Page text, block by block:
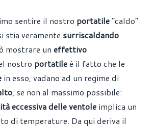
sentire il nostro portatile“caldo”
stia veramente surriscaldando.
mostrare un effettivo
nostro portatileè il fatto che le
in esso, vadano ad un regime di
, se non al massimo possibile:
eccessiva delle ventole implica un
di temperature. Da qui deriva il